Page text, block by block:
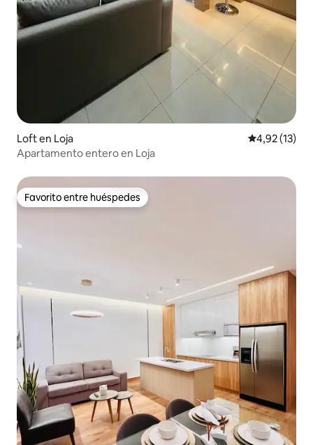
Loft en Loja Calificación
4,92 (13)
Apartamento entero en Loja
Favorito entre huéspedes
Favorito entre huéspedes